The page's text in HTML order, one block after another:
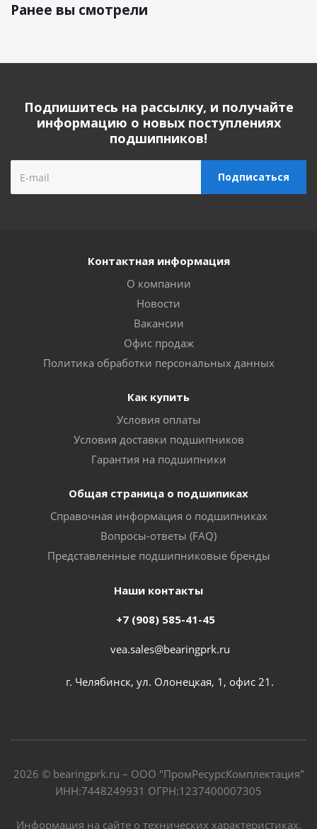
Ранее вы смотрели
Подпишитесь на рассылку, и получайте
информацию о новых поступлениях
подшипников!
Контактная информация
О компании
Новости
Вакансии
Офис продаж
Политика обработки персональных данных
Как купить
Условия оплаты
Условия доставки подшипников
Гарантия на подшипники
Общая страница о подшипиках
Справочная информация о подшипниках
Вопросы-ответы (FAQ)
Представленные подшипниковые бренды
Наши контакты
+7 (908) 585-41-45
vea.sales@bearingprk.ru
г. Челябинск, ул. Олонецкая, 1, офис 21.
2026 © bearingprk.ru – ООО "ПромРесурсКомплектация"
ИНН:7448249931 ОГРН:1237400007305
Информация на сайте о технических характеристиках,